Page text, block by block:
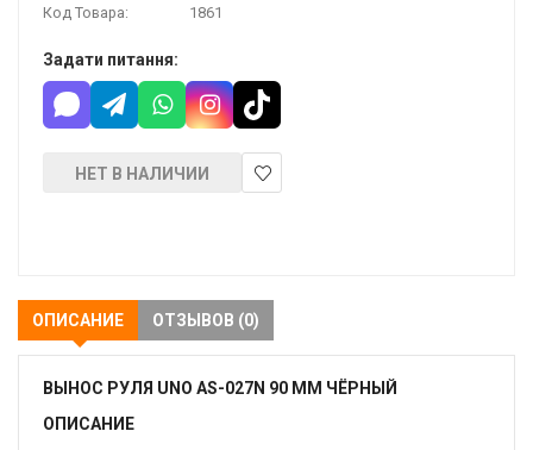
Код Товара:
1861
Задати питання:
НЕТ В НАЛИЧИИ
ОПИСАНИЕ ОТЗЫВОВ (0)
ВЫНОС РУЛЯ UNO AS-027N 90 ММ ЧЁРНЫЙ
ОПИСАНИЕ